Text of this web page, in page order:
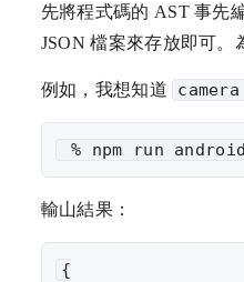
先將程式碼的 AST 事先
JSON 檔案來存放即可。
例如，我想知道
輸山結果：
{